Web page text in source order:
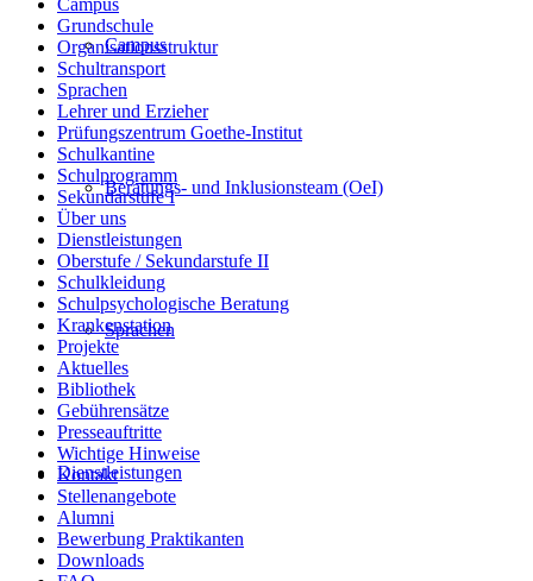
Campus
Beratungs- und Inklusionsteam (OeI)
Sprachen
Dienstleistungen
Campus
Grundschule
Organisationsstruktur
Schultransport
Sprachen
Lehrer und Erzieher
Prüfungszentrum Goethe-Institut
Schulkantine
Schulprogramm
Sekundarstufe I
Über uns
Dienstleistungen
Oberstufe / Sekundarstufe II
Schulkleidung
Schulpsychologische Beratung
Krankenstation
Projekte
Aktuelles
Bibliothek
Gebührensätze
Presseauftritte
Wichtige Hinweise
Kontakt
Stellenangebote
Alumni
Bewerbung Praktikanten
Downloads